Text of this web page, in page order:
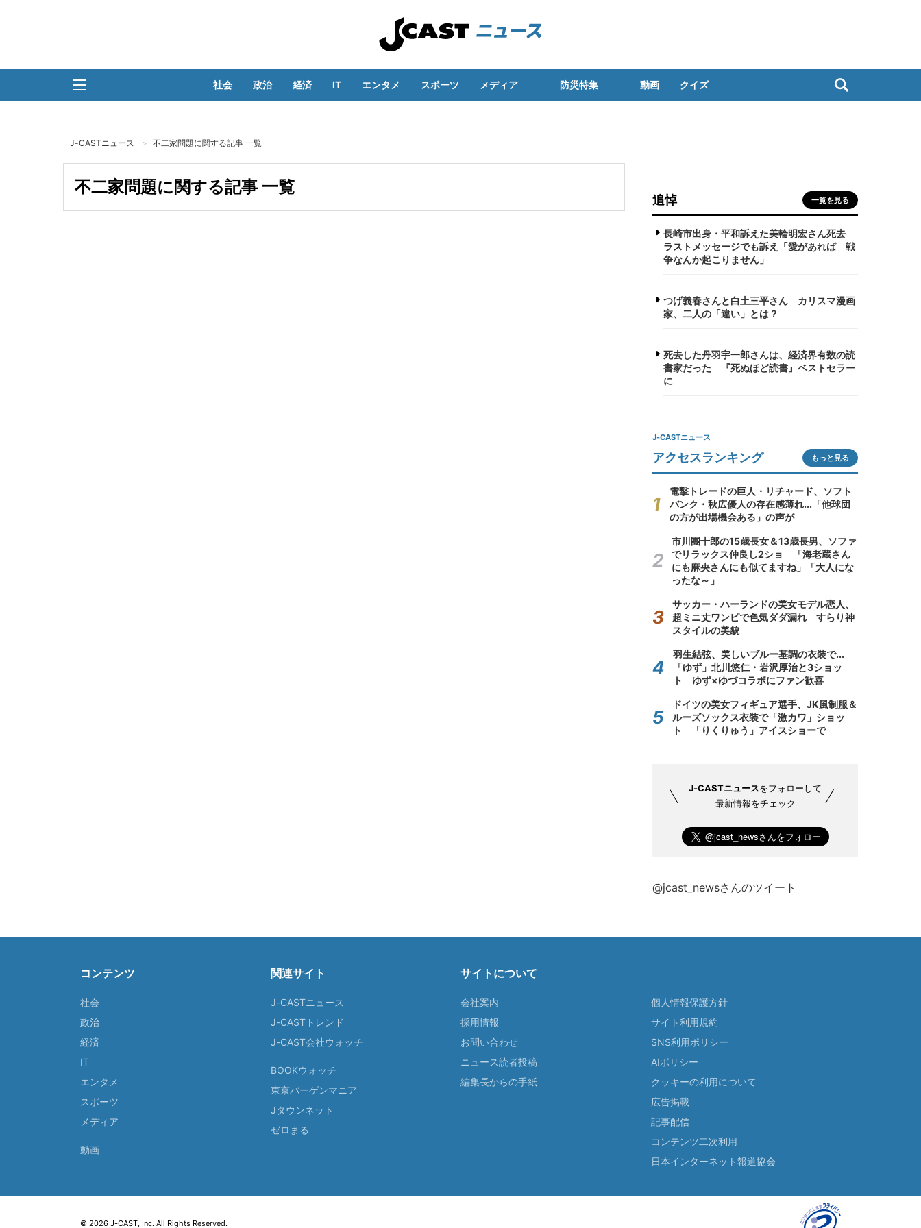
社会 政治 経済 IT エンタメ スポーツ メディア 防災特集 動画 クイズ
J-CASTニュース 不二家問題に関する記事 一覧
不二家問題に関する記事 一覧
追悼 一覧を見る
長崎市出身・平和訴えた美輪明宏さん死去
ラストメッセージでも訴え「愛があれば 戦
争なんか起こりません」
つげ義春さんと白土三平さん カリスマ漫画
家、二人の「違い」とは？
死去した丹羽宇一郎さんは、経済界有数の読
書家だった 『死ぬほど読書』ベストセラー
に
J-CASTニュース
アクセスランキング もっと見る
電撃トレードの巨人・リチャード、ソフト
バンク・秋広優人の存在感薄れ...「他球団
の方が出場機会ある」の声が
市川團十郎の15歳長女＆13歳長男、ソファ
でリラックス仲良し2ショ 「海老蔵さん
にも麻央さんにも似てますね」「大人にな
ったな～」
サッカー・ハーランドの美女モデル恋人、
超ミニ丈ワンピで色気ダダ漏れ すらり神
スタイルの美貌
羽生結弦、美しいブルー基調の衣装で...
「ゆず」北川悠仁・岩沢厚治と3ショッ
ト ゆず×ゆづコラボにファン歓喜
ドイツの美女フィギュア選手、JK風制服＆
ルーズソックス衣装で「激カワ」ショッ
ト 「りくりゅう」アイスショーで
J-CASTニュースをフォローして
最新情報をチェック
@jcast_newsさんのツイート
コンテンツ
社会
政治
経済
IT
エンタメ
スポーツ
メディア
動画
関連サイト
J-CASTニュース
J-CASTトレンド
J-CAST会社ウォッチ
BOOKウォッチ
東京バーゲンマニア
Jタウンネット
ゼロまる
サイトについて
会社案内
採用情報
お問い合わせ
ニュース読者投稿
編集長からの手紙
個人情報保護方針
サイト利用規約
SNS利用ポリシー
AIポリシー
クッキーの利用について
広告掲載
記事配信
コンテンツ二次利用
日本インターネット報道協会
© 2026 J-CAST, Inc. All Rights Reserved.